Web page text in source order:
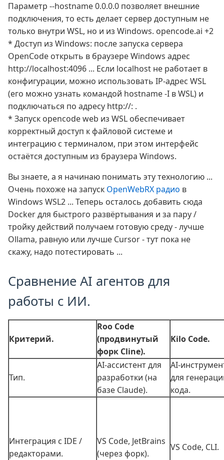
Параметр --hostname 0.0.0.0 позволяет внешние
подключения, то есть делает сервер доступным не
только внутри WSL, но и из Windows. opencode.ai +2
* Доступ из Windows: после запуска сервера
OpenCode открыть в браузере Windows адрес
http://localhost:4096 ... Если localhost не работает в
конфигурации, можно использовать IP-адрес WSL
(его можно узнать командой hostname -I в WSL) и
подключаться по адресу http://: .
* Запуск opencode web из WSL обеспечивает
корректный доступ к файловой системе и
интеграцию с терминалом, при этом интерфейс
остаётся доступным из браузера Windows.
Вы знаете, а я начинаю понимать эту технологию ...
Очень похоже на запуск OpenWebRX радио в
Windows WSL2 ... Теперь осталось добавить сюда
Docker для быстрого развёртывания и за пару /
тройку действий получаем готовую среду - лучше
Ollama, равную или лучше Cursor - тут пока не
скажу, надо потестировать ...
Сравнение AI агентов для
работы с ИИ.
Критерий.
Roo Code
(продвинутый
форк Cline).
Kilo Code.
Тип.
AI‑ассистент для
разработки (на
базе Claude).
для
кода.
Интеграция с IDE /
редакторами.
VS Code, JetBrains
(через форк).
VS Code, CLI.